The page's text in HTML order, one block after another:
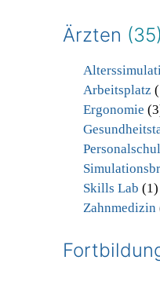
Ärzten (35)
Arbeitsplatz
Ergonomie
Skills Lab (1)
Zahnmedizin